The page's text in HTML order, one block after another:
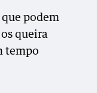
podem
queira
tempo